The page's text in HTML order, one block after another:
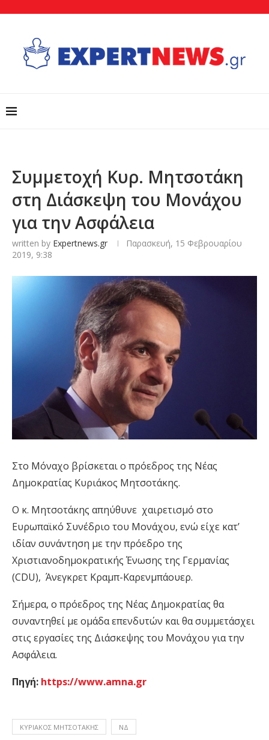
Συμμετοχή Κυρ. Μητσοτάκη
στη Διάσκεψη του Μονάχου
για την Ασφάλεια
written by Expertnews.gr
Παρασκευή, 15 Φεβρουαρίου
2019, 9:38
Στο Μόναχο βρίσκεται ο πρόεδρος της Νέας
Δημοκρατίας Κυριάκος Μητσοτάκης.
O κ. Μητσοτάκης απηύθυνε χαιρετισμό στο
Ευρωπαϊκό Συνέδριο του Μονάχου, ενώ είχε κατ’
ιδίαν συνάντηση με την πρόεδρο της
Χριστιανοδημοκρατικής Ένωσης της Γερμανίας
(CDU), Άνεγκρετ Κραμπ-Καρενμπάουερ.
Σήμερα, ο πρόεδρος της Νέας Δημοκρατίας θα
συναντηθεί με ομάδα επενδυτών και θα συμμετάσχει
στις εργασίες της Διάσκεψης του Μονάχου για την
Ασφάλεια.
Πηγή: https://www.amna.gr
ΚΥΡΙΑΚΟΣ ΜΗΤΣΟΤΑΚΗΣ ΝΔ